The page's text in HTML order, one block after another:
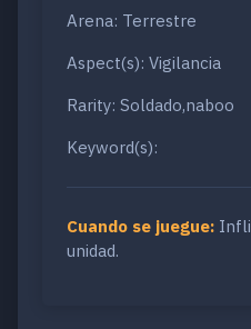
Arena: Terrestre
Aspect(s): Vigilancia
Rarity: Soldado,naboo
Keyword(s):
Cuando se juegue:
unidad.